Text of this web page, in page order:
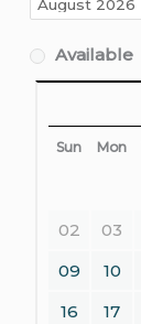
Available
Sun Mon
02
03
09
10
16
17